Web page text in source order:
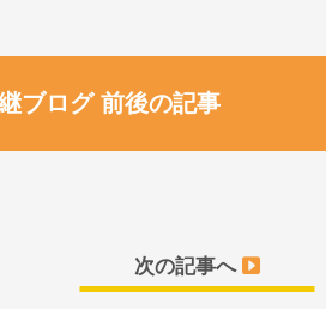
ブログ 前後の記事
次の記事へ